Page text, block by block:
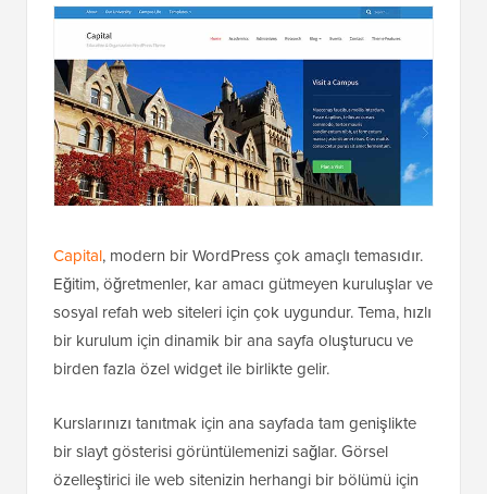
Capital, modern bir WordPress çok amaçlı temasıdır.
Eğitim, öğretmenler, kar amacı gütmeyen kuruluşlar ve
sosyal refah web siteleri için çok uygundur. Tema, hızlı
bir kurulum için dinamik bir ana sayfa oluşturucu ve
birden fazla özel widget ile birlikte gelir.
Kurslarınızı tanıtmak için ana sayfada tam genişlikte
bir slayt gösterisi görüntülemenizi sağlar. Görsel
özelleştirici ile web sitenizin herhangi bir bölümü için